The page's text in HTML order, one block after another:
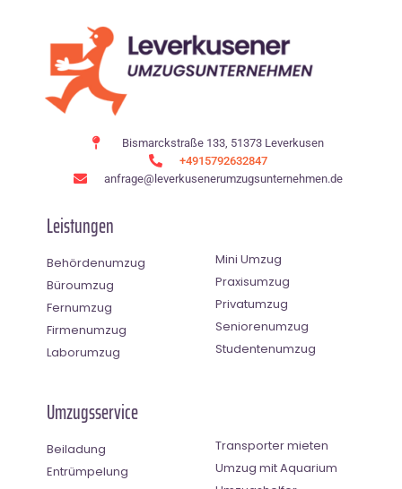
Bismarckstraße 133, 51373 Leverkusen
+4915792632847
anfrage@leverkusenerumzugsunternehmen.de
Leistungen
Behördenumzug
Büroumzug
Fernumzug
Firmenumzug
Laborumzug
Mini Umzug
Praxisumzug
Privatumzug
Seniorenumzug
Studentenumzug
Umzugsservice
Beiladung
Entrümpelung
Transporter mieten
Umzug mit Aquarium